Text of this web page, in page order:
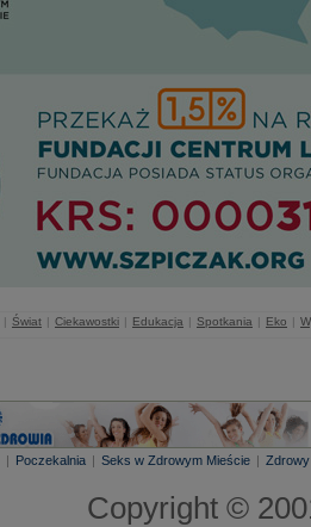
| Świat | Ciekawostki | Edukacja | Spotkania | Eko |
| Poczekalnia | Seks w Zdrowym Mieście |
Copyright ©